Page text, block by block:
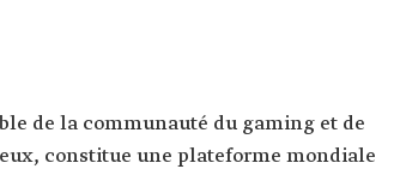
de la communauté du gaming et de
constitue une plateforme mondiale